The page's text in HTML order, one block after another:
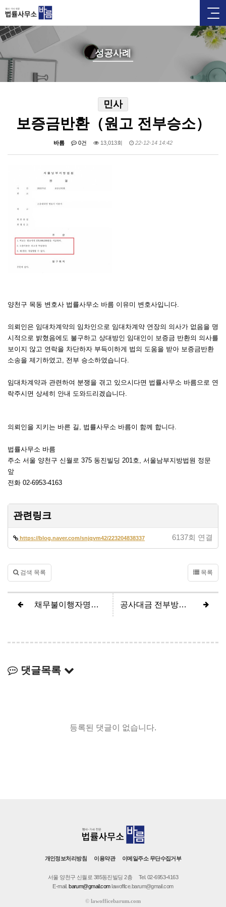
성공사례
민사
보증금반환（원고 전부승소）
바름 0건 13,013회 22-12-14 14:42
양천구 목동 변호사 법률사무소 바름 이유미 변호사입니다.
의뢰인은 임대차계약의 임차인으로 임대차계약 연장의 의사가 없음을 명
시적으로 밝혔음에도 불구하고 상대방인 임대인이 보증금 반환의 의사를
보이지 않고 연락을 차단하자 부득이하게 법의 도움을 받아 보증금반환
소송을 제기하였고, 전부 승소하였습니다.
임대차계약과 관련하여 분쟁을 겪고 있으시다면 법률사무소 바름으로 연
락주시면 상세히 안내 도와드리겠습니다.
의뢰인을 지키는 바른 길, 법률사무소 바름이 함께 합니다.
법률사무소 바름
주소 서울 양천구 신월로 375 동진빌딩 201호, 서울남부지방법원 정문
앞
전화 02-6953-4163
관련링크
https://blog.naver.com/snjqvm42/223204838337 6137회 연결
검색 목록 목록
채무불이행자명부등재 (원고 전부승소) 공사대금 전부방어 (원고 청구기각, 피고 전부승소)
댓글목록
등록된 댓글이 없습니다.
개인정보처리방침 이용약관 이메일주소 무단수집거부
서울 양천구 신월로 385동진빌딩 2층
Tel. 02-6953-4163
E-mail. barum@gmail.comlawoffice.barum@gmail.com
© lawofficebarum.com